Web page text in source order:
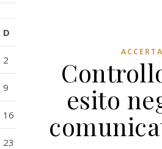
D
2
9
16
23
esito